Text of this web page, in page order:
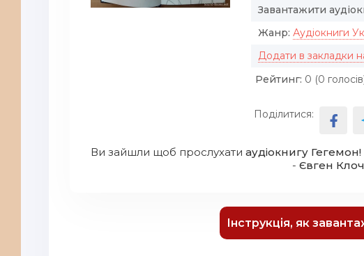
Завантажити
Жанр: Аудіокниги
Додати в закладки
Рейтинг: 0 (0
Поділитися:
Ви зайшли щоб прослухати аудіокнигу Гегемон!
- Євген
Інструкція, як